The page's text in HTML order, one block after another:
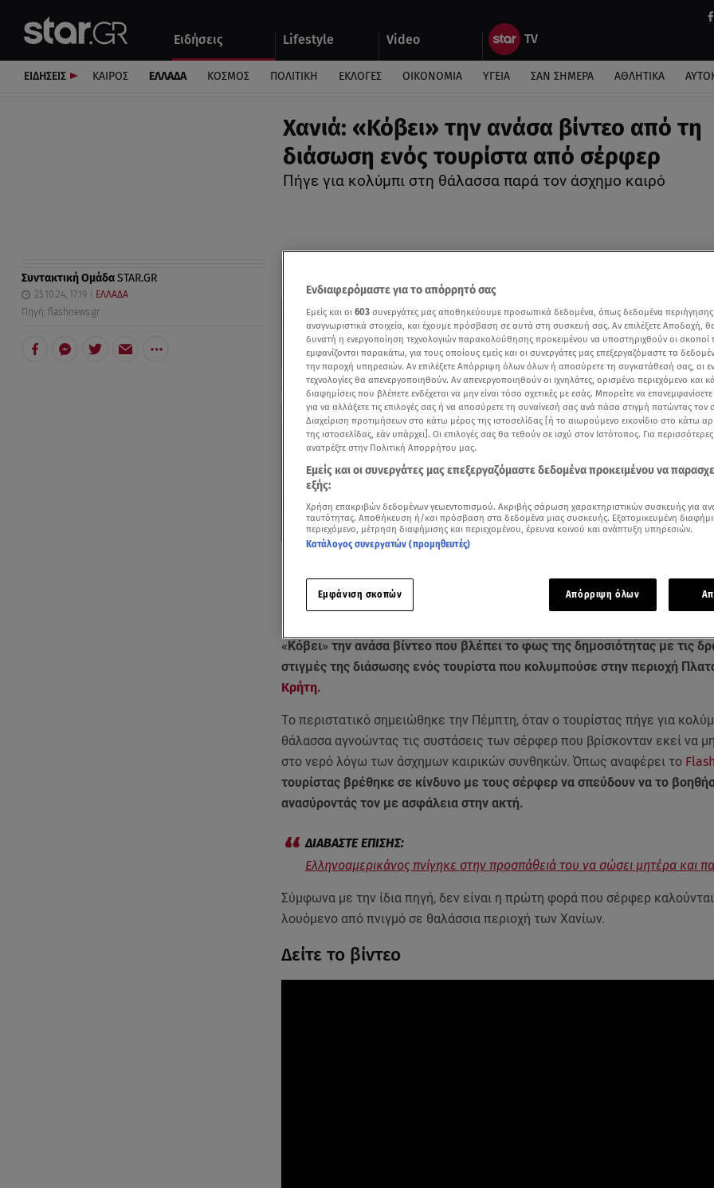
Ειδήσεις Lifestyle Video
Αυτοκίνητο
ΕΙΔΗΣΕΙΣ ΚΑΙΡΟΣ ΕΛΛΑΔΑ ΚΟΣΜΟΣ ΠΟΛΙΤΙΚΗ ΕΚΛΟΓΕΣ ΟΙΚΟΝΟΜΙΑ ΥΓΕΙΑ ΣΑΝ ΣΗΜΕΡΑ ΑΘΛΗΤΙΚΑ
Χανιά: «Κόβει» την ανάσα βίντεο από τη
διάσωση ενός τουρίστα από σέρφερ
Πήγε για κολύμπι στη θάλασσα παρά τον άσχημο καιρό
Συντακτική ΟμάδαSTAR.GR
25.10.24, 17:19
ΕΛΛΑΔΑ
Πηγή: flashnews.gr
Add star.gr on Google
«Κόβει» την ανάσα βίντεο που βλέπει το φως της δημοσιότητας με τις
στιγμές της διάσωσης ενός τουρίστα που κολυμπούσε στην περιοχή
Κρήτη.
Το περιστατικό σημειώθηκε την Πέμπτη, όταν ο τουρίστας πήγε για
θάλασσα αγνοώντας τις συστάσεις των σέρφερ που βρίσκονταν εκεί να
στο νερό λόγω των άσχημων καιρικών συνθηκών. Όπως αναφέρει το
τουρίστας βρέθηκε σε κίνδυνο με τους σέρφερ να σπεύδουν να το
ανασύροντάς τον με ασφάλεια στην ακτή.
Ελληνοαμερικάνος πνίγηκε στην προσπάθειά του να σώσει μητέρα και
Σύμφωνα με την ίδια πηγή, δεν είναι η πρώτη φορά που σέρφερ
λουόμενο από πνιγμό σε θαλάσσια περιοχή των Χανίων.
Δείτε το βίντεο
Ενδιαφερόμαστε για το απόρρητό σας
Εμείς και οι 603 συνεργάτες μας αποθηκεύουμε προσωπικά δεδομένα, όπως δεδομένα
αναγνωριστικά στοιχεία, και έχουμε πρόσβαση σε αυτά στη συσκευή σας. Αν επιλέξετε Αποδοχή,
δυνατή η ενεργοποίηση τεχνολογιών παρακολούθησης προκειμένου να υποστηριχθούν οι σκοποί
εμφανίζονται παρακάτω, για τους οποίους εμείς και οι συνεργάτες μας επεξεργαζόμαστε τα
την παροχή υπηρεσιών. Αν επιλέξετε Απόρριψη όλων όλων ή αποσύρετε τη συγκατάθεσή σας, οι
τεχνολογίες θα απενεργοποιηθούν. Αν απενεργοποιηθούν οι ιχνηλάτες, ορισμένο περιεχόμενο και
διαφημίσεις που βλέπετε ενδέχεται να μην είναι τόσο σχετικές με εσάς. Μπορείτε να
για να αλλάξετε τις επιλογές σας ή να αποσύρετε τη συναίνεσή σας ανά πάσα στιγμή πατώντας τον
Διαχείριση προτιμήσεων στο κάτω μέρος της ιστοσελίδας [ή το αιωρούμενο εικονίδιο στο κάτω
της ιστοσελίδας, εάν υπάρχει]. Οι επιλογές σας θα τεθούν σε ισχύ στον Ιστότοπος. Για
ανατρέξτε στην Πολιτική Απορρήτου μας.
Εμείς και οι συνεργάτες μας επεξεργαζόμαστε δεδομένα προκειμένου να
εξής:
Χρήση επακριβών δεδομένων γεωεντοπισμού. Ακριβής σάρωση χαρακτηριστικών συσκευής για
ταυτότητας. Αποθήκευση ή/και πρόσβαση στα δεδομένα μιας συσκευής. Εξατομικευμένη
περιεχόμενο, μέτρηση διαφήμισης και περιεχομένου, έρευνα κοινού και ανάπτυξη υπηρεσιών.
Κατάλογος συνεργατών (προμηθευτές)
Εμφάνιση σκοπών Απόρριψη όλων